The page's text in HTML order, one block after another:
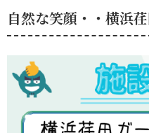
自然な笑顔・・横浜